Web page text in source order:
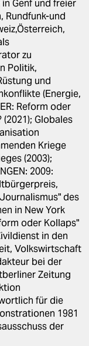
Genf und freier
Rundfunk-und
zu
Politik,
und
(Energie,
Reform oder
Globales
Kriege
(2003);
2009:
des
in New York
oder Kollaps"
in den
Volkswirtschaft
bei der
Zeitung
für die
1981
der